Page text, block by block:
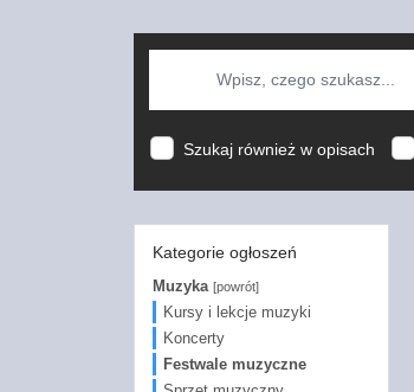
Szukaj również w opisach
Kategorie ogłoszeń
Muzyka [powrót]
Kursy i lekcje muzyki
Koncerty
Festwale muzyczne